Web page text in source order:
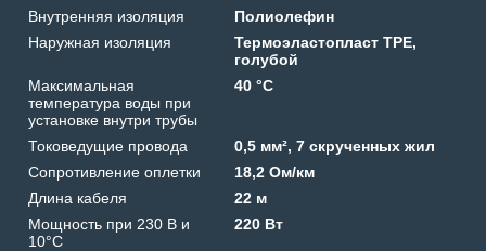
Внутренняя изоляция
Полиолефин
Наружная изоляция
Термоэластопласт TPE,
голубой
Максимальная
температура воды при
установке внутри трубы
40 °C
Токоведущие провода
0,5 мм², 7 скрученных жил
Сопротивление оплетки
18,2 Ом/км
Длина кабеля
22 м
Мощность при 230 В и
10°C
220 Вт